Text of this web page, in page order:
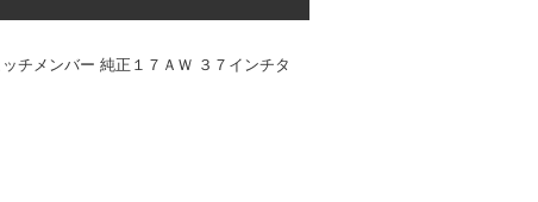
チメンバー 純正１７ＡＷ ３７インチタ